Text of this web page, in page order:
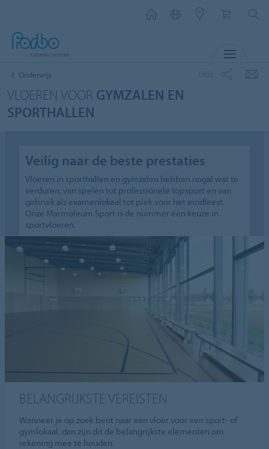
Onderwijs
VLOEREN VOOR GYMZALEN EN
SPORTHALLEN
Veilig naar de beste prestaties
Vloeren in sporthallen en gymzalen hebben nogal wat te
verduren, van spelen tot professionele topsport en van
gebruik als examenlokaal tot plek voor het eindfeest.
Onze Marmoleum Sport is de nummer één keuze in
sportvloeren.
BELANGRIJKSTE VEREISTEN
Wanneer je op zoek bent naar een vloer voor een sport- of
gymlokaal, dan zijn dit de belangrijkste elementen om
rekening mee te houden.